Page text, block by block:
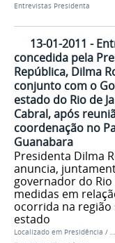
Entrevistas Presidenta
13-01-2011 -
concedida pela
República, Dilma
conjunto com o
estado do Rio de
Cabral, após
coordenação no
Guanabara
Presidenta Dilma
anuncia,
governador do Rio
medidas em
ocorrida na região
estado
Localizado em Presidência / …